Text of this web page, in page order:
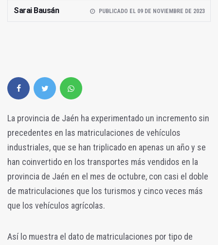
Sarai Bausán PUBLICADO EL 09 DE NOVIEMBRE DE 2023
La provincia de Jaén ha experimentado un incremento sin
precedentes en las matriculaciones de vehículos
industriales, que se han triplicado en apenas un año y se
han coinvertido en los transportes más vendidos en la
provincia de Jaén en el mes de octubre, con casi el doble
de matriculaciones que los turismos y cinco veces más
que los vehículos agrícolas.
Así lo muestra el dato de matriculaciones por tipo de